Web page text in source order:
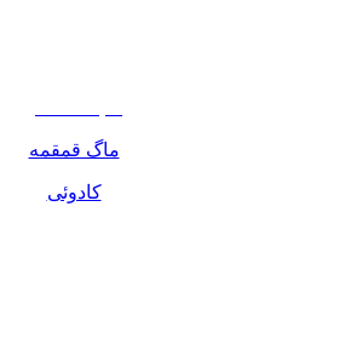
ماگ قمقمه
کادوئی